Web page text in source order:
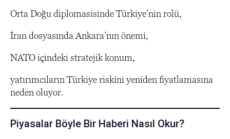
Orta Doğu diplomasisinde Türkiye’nin rolü,
İran dosyasında Ankara’nın önemi,
NATO içindeki stratejik konum,
yatırımcıların Türkiye riskini yeniden fiyatlamasına
neden oluyor.
Piyasalar Böyle Bir Haberi Nasıl Okur?